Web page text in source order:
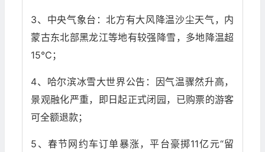
3、中央气象台：北方有大风降温沙尘天气，内
蒙古东北部黑龙江等地有较强降雪，多地降温超
15℃；
4、哈尔滨冰雪大世界公告：因气温骤然升高，
景观融化严重，即日起正式闭园，已购票的游客
可全额退款；
5、春节网约车订单暴涨，平台豪掷11亿元“留